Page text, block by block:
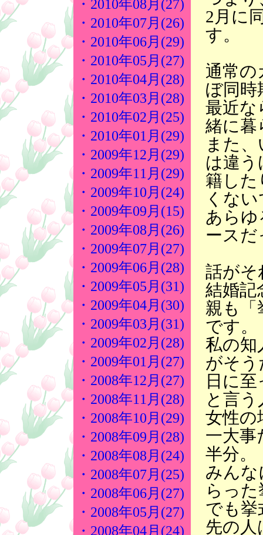
・2010年08月(27)
・2010年07月(26)
・2010年06月(29)
・2010年05月(27)
・2010年04月(28)
・2010年03月(28)
・2010年02月(25)
・2010年01月(29)
・2009年12月(29)
・2009年11月(29)
・2009年10月(24)
・2009年09月(15)
・2009年08月(26)
・2009年07月(27)
・2009年06月(28)
・2009年05月(31)
・2009年04月(30)
・2009年03月(31)
・2009年02月(28)
・2009年01月(27)
・2008年12月(27)
・2008年11月(28)
・2008年10月(29)
・2008年09月(28)
・2008年08月(24)
・2008年07月(25)
・2008年06月(27)
・2008年05月(27)
・2008年04月(24)
2月に
す。
通常の
ぼ同時
最近な
緒に暮
また
は違
籍した
くな
あらゆ
ース
話がそ
結婚記
親も「
です。
私の知
がそう
日に
と言
女性の
一大事
半分。
みんな
らっ
でも挙
先の人